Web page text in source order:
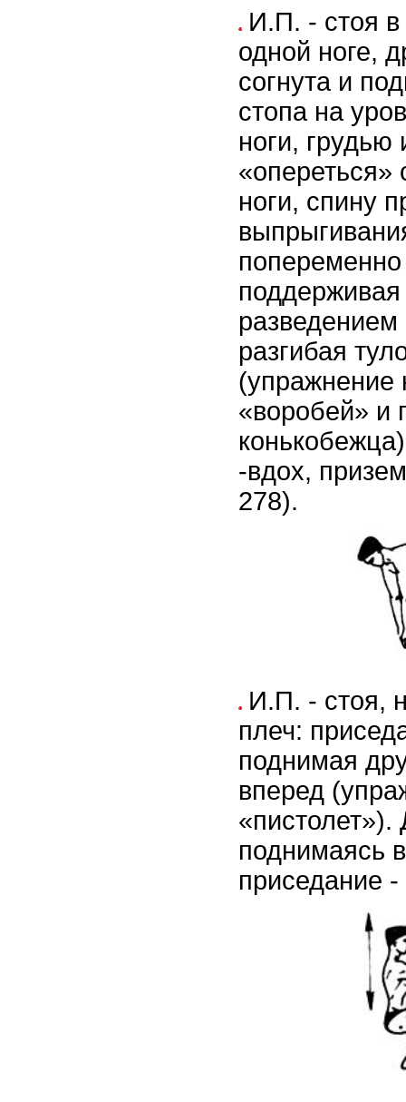
И.П. - стоя в
одной ноге,
согнута и
стопа на
ноги, грудью
«опереться»
ноги, спину
разведением
разгибая
(упражнение
«воробей» и
-вдох,
278).
И.П. - стоя,
плеч:
поднимая
вперед
поднимаясь
приседание